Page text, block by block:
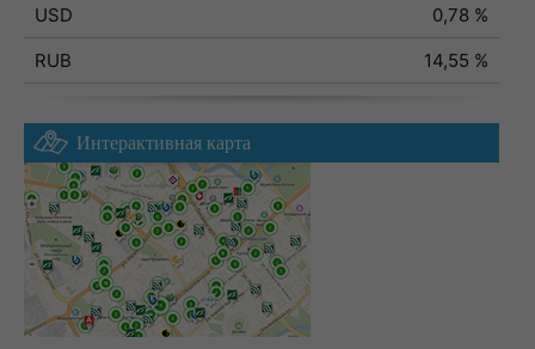
USD
0,78 %
RUB
14,55 %
Интерактивная карта